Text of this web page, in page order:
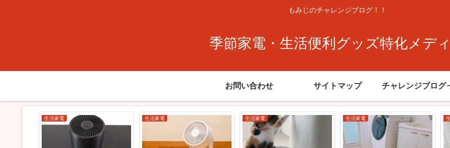
もみじのチャレンジブログ！！
季節家電・生活便利グッズ特化メデ
お問い合わせ サイトマップ チャレンジブログ
生活家電 免許センター・施設情報 生活家電 生活家電